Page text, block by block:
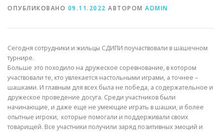
ЖУРНАЛ “ДОМ” КОНТАКТЫ
ОПУБЛИКОВАНО 09.11.2022 АВТОРОМ ADMIN
Сегодня сотрудники и жильцы СДИПИ поучаствовали в шашечном
турнире.
Больше это походило на дружеское соревнование, в котором
участвовали те, кто увлекается настольными играми, а точнее –
шашками. И главным для всех была не победа, а содержательное и
дружеское проведение досуга. Среди участников были
начинающие, и даже еще не умеющие играть в шашки, и более
опытные игроки, которые помогали и поддерживали своих
товарищей. Все участники получили заряд позитивных эмоций и